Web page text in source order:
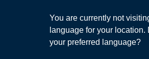
You are currently not
language for your location.
your preferred language?